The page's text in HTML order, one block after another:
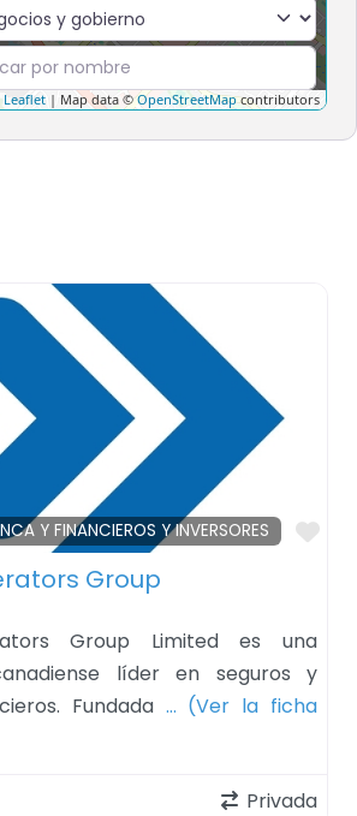
Leaflet | Map data ©OpenStreetMapcontributors
Y FINANCIEROS Y INVERSORES
Group
Group Limited es una
líder en seguros y
Fundada … (Ver la ficha
Privada